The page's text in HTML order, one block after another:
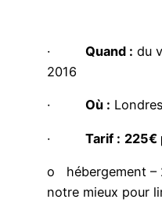
· Quand : du
2016
· Où :
· Tarif : 225€
o hébergement –
notre mieux pour